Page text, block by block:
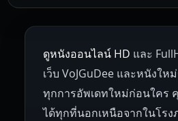
1945 1942 1941
1937 1930
Netherlands Russia
Hungary Denmark
Czech Republic Brazil
ดูหนังออนไลน์ HD และ
เว็บ VoJGuDee และหนังใ
ทุกการอัพเดทใหม่ก่อนใคร
ได้ทุกที่นอกเหนือจากในโร